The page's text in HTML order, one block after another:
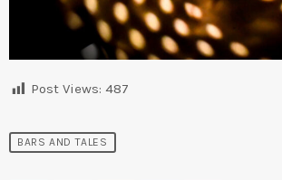
Post Views: 487
BARS AND TALES